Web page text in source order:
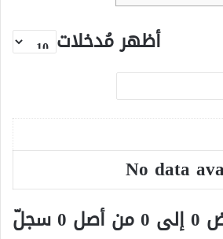
أظهر مُدخلات
No data
0 سجلّ